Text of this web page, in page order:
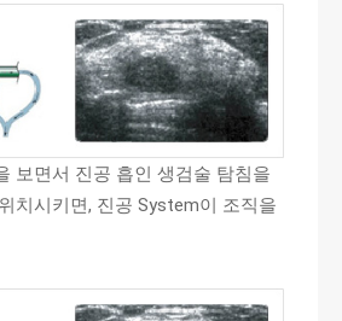
보면서 진공 흡인 생검술 탐침을
치시키면, 진공 System이 조직을